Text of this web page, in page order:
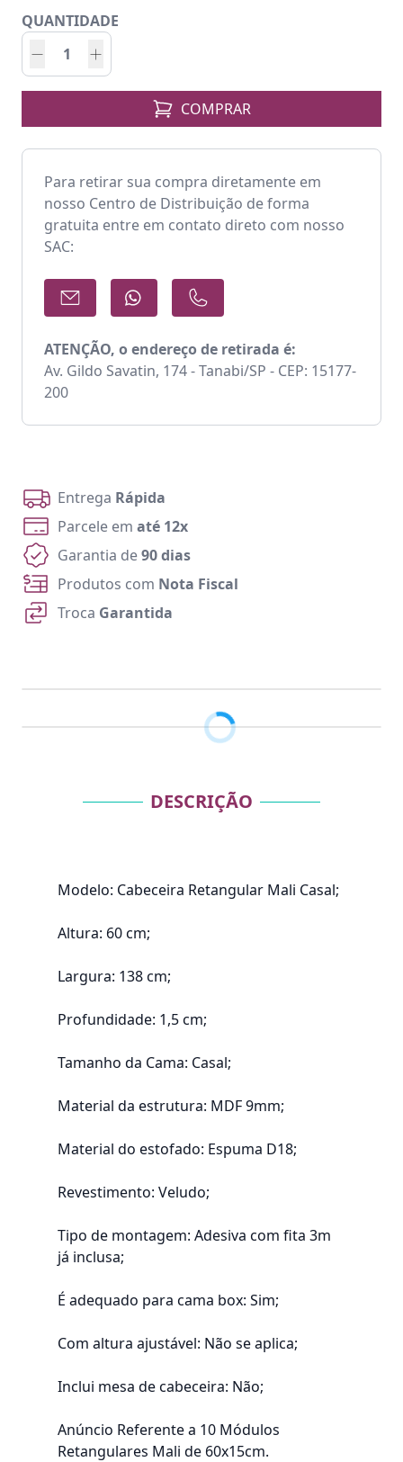
QUANTIDADE
COMPRAR
Para retirar sua compra diretamente em
nosso Centro de Distribuição de forma
gratuita entre em contato direto com nosso
SAC:
ATENÇÃO, o endereço de retirada é:
Av. Gildo Savatin, 174 - Tanabi/SP - CEP: 15177-
200
Entrega Rápida
Parcele em até 12x
Garantia de90 dias
Produtos com Nota Fiscal
Troca Garantida
DESCRIÇÃO
Modelo: Cabeceira Retangular Mali Casal;
Altura: 60 cm;
Largura: 138 cm;
Profundidade: 1,5 cm;
Tamanho da Cama: Casal;
Material da estrutura: MDF 9mm;
Material do estofado: Espuma D18;
Revestimento: Veludo;
Tipo de montagem: Adesiva com fita 3m
já inclusa;
É adequado para cama box: Sim;
Com altura ajustável: Não se aplica;
Inclui mesa de cabeceira: Não;
Anúncio Referente a 10 Módulos
Retangulares Mali de 60x15cm.